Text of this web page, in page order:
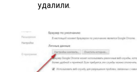
удалили.